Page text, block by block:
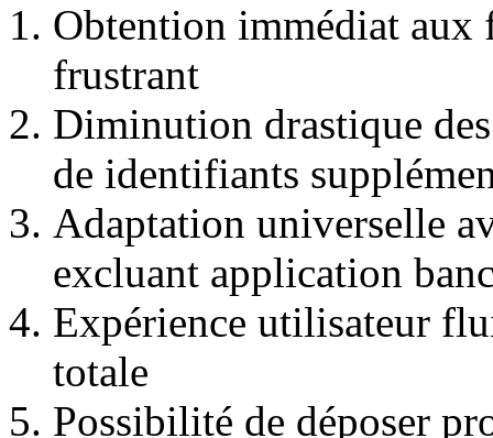
Obtention immédiat aux
frustrant
Diminution drastique
de identifiants
Adaptation universelle
excluant application
Expérience utilisateur
totale
Possibilité de déposer